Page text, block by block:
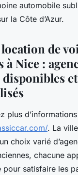
automobile
la Côte d’Azur.
de
à Nice :
plus
. La
choix varié
chacune
pour satisfaire les